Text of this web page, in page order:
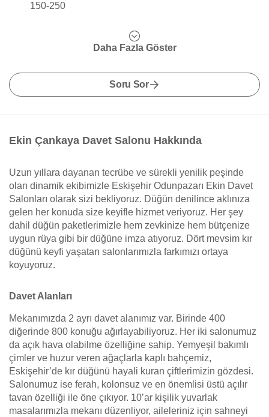
150-250
Daha Fazla Göster
Soru Sor
Ekin Çankaya Davet Salonu Hakkında
Uzun yıllara dayanan tecrübe ve sürekli yenilik peşinde
olan dinamik ekibimizle Eskişehir Odunpazarı Ekin Davet
Salonları olarak sizi bekliyoruz. Düğün denilince aklınıza
gelen her konuda size keyifle hizmet veriyoruz. Her şey
dahil düğün paketlerimizle hem zevkinize hem bütçenize
uygun rüya gibi bir düğüne imza atıyoruz. Dört mevsim kır
düğünü keyfi yaşatan salonlarımızla farkımızı ortaya
koyuyoruz.
Davet Alanları
Mekanımızda 2 ayrı davet alanımız var. Birinde 400
diğerinde 800 konuğu ağırlayabiliyoruz. Her iki salonumuz
da açık hava olabilme özelliğine sahip. Yemyeşil bakımlı
çimler ve huzur veren ağaçlarla kaplı bahçemiz,
Eskişehir’de kır düğünü hayali kuran çiftlerimizin gözdesi.
Salonumuz ise ferah, kolonsuz ve en önemlisi üstü açılır
tavan özelliği ile öne çıkıyor. 10’ar kişilik yuvarlak
masalarımızla mekanı düzenliyor, aileleriniz için sahneyi